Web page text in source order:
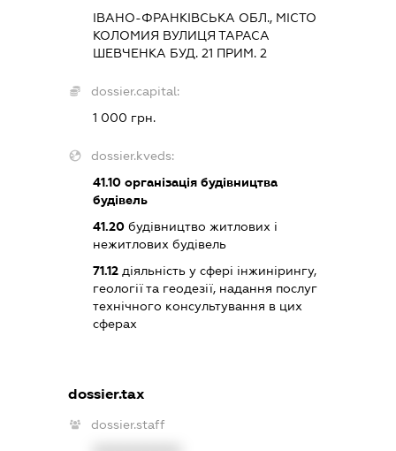
ІВАНО-ФРАНКІВСЬКА ОБЛ., МІСТО
КОЛОМИЯ ВУЛИЦЯ ТАРАСА
ШЕВЧЕНКА БУД. 21 ПРИМ. 2
dossier.capital:
1 000 грн.
dossier.kveds:
41.10 організація будівництва
будівель
41.20 будівництво житлових і
нежитлових будівель
71.12 діяльність у сфері інжинірингу,
геології та геодезії, надання послуг
технічного консультування в цих
сферах
dossier.tax
dossier.staff